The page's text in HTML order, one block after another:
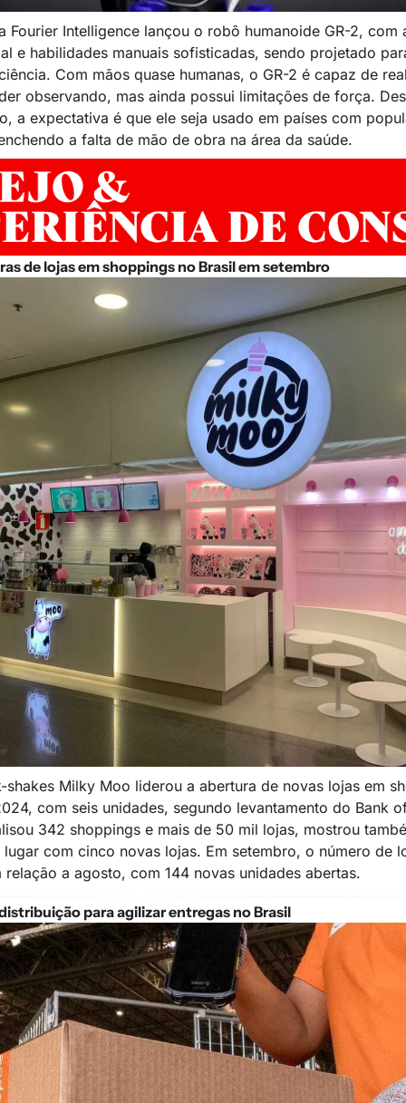
Fourier Intelligence lançou o robô humanoide GR-2, com
e habilidades manuais sofisticadas, sendo projetado
Com mãos quase humanas, o GR-2 é capaz de
observando, mas ainda possui limitações de força.
a expectativa é que ele seja usado em países com
a falta de mão de obra na área da saúde.
de lojas em shoppings no Brasil em setembro
shakes Milky Moo liderou a abertura de novas lojas em
com seis unidades, segundo levantamento do Bank
342 shoppings e mais de 50 mil lojas, mostrou
com cinco novas lojas. Em setembro, o número de
a agosto, com 144 novas unidades abertas.
para agilizar entregas no Brasil